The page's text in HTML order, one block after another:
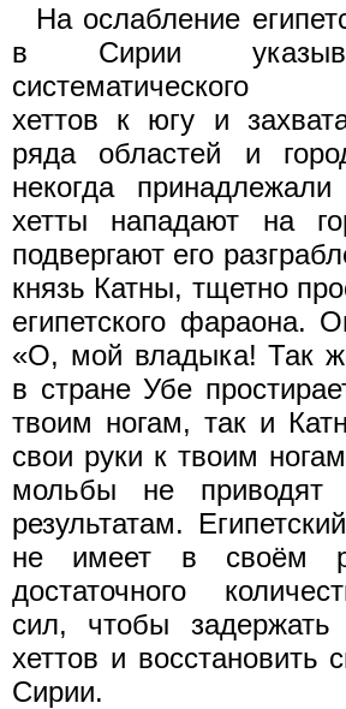
На ослабление
в Сирии
систематического
хеттов к югу и
ряда областей и
некогда
хетты нападают на
подвергают его
князь Катны, тщетно
египетского фараона.
«О, мой владыка! Так
в стране Убе
твоим ногам, так и
свои руки к твоим
мольбы не
результатам.
не имеет в своём
достаточного
сил, чтобы задержать
хеттов и восстановить
Сирии.